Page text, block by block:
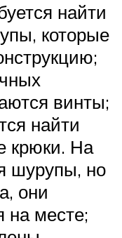
найти
которые
винты;
найти
крюки. На
шурупы, но
они
на месте;